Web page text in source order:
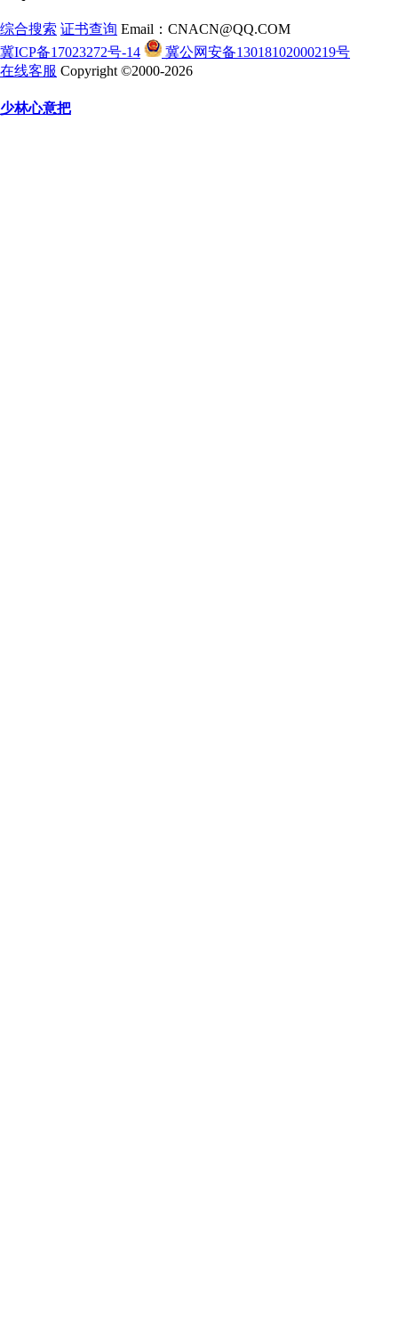
综合搜索 证书查询 Email：CNACN@QQ.COM
冀ICP备17023272号-14
冀公网安备13018102000219号
在线客服 Copyright ©2000-2026
少林心意把